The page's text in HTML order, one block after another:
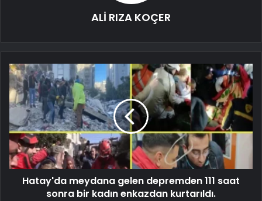
ALİ RIZA KOÇER
Hatay'da meydana gelen depremden 111 saat
sonra bir kadın enkazdan kurtarıldı.